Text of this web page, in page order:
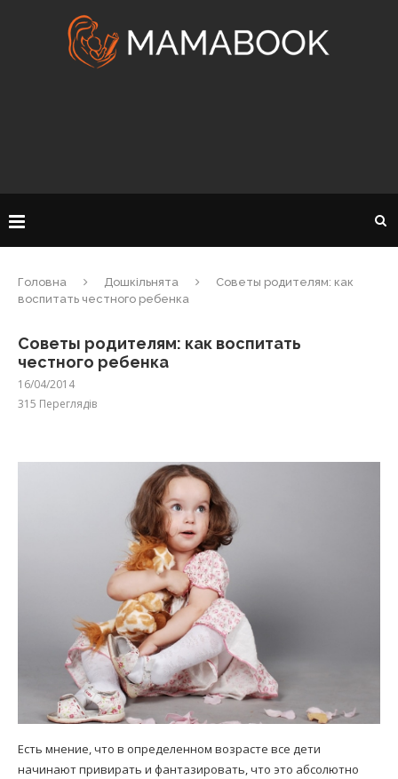
Головна Дошкільнята
Советы родителям: как
воспитать честного ребенка
Советы родителям: как воспитать
честного ребенка
16/04/2014
315 Переглядів
Есть мнение, что в определенном возрасте все дети
начинают привирать и фантазировать, что это абсолютно